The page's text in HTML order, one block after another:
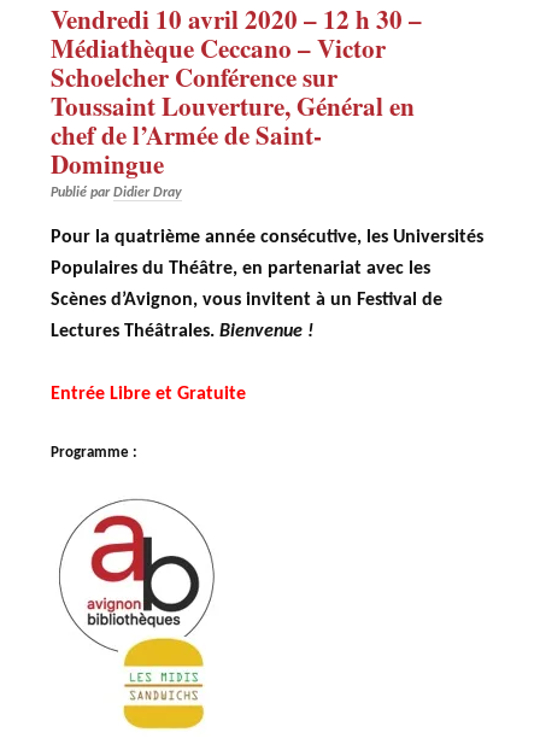
Vendredi 10 avril 2020 – 12 h 30 –
Médiathèque Ceccano – Victor
Schoelcher Conférence sur
Toussaint Louverture, Général en
chef de l’Armée de Saint-
Domingue
Publié parDidier Dray
Pour la quatrième année consécutive, les Universités
Populaires du Théâtre, en partenariat avec les
Scènes d’Avignon, vous invitent à un Festival de
Lectures Théâtrales.Bienvenue !
Entrée Libre et Gratuite
Programme :